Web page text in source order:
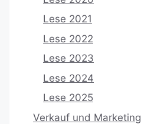
Lese 2021
Lese 2022
Lese 2023
Lese 2024
Lese 2025
Verkauf und Marketing